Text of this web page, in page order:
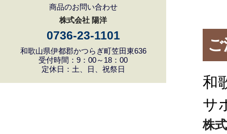
商品のお問い合わせ
株式会社 陽洋
0736-23-1101
和歌山県伊都郡かつらぎ町笠田東636
受付時間：9：00～18：00
定休日：土、日、祝祭日
和
サ
株